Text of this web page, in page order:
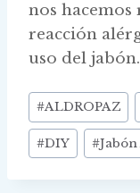
nos hacemos
reacción
uso del jabón.
Post
Tags:
#ALDROPAZ
#DIY #